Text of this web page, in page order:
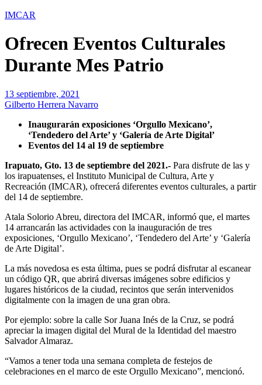
IMCAR
Ofrecen Eventos Culturales
Durante Mes Patrio
13 septiembre, 2021
Gilberto Herrera Navarro
Inaugurarán exposiciones ‘Orgullo Mexicano’,
‘Tendedero del Arte’ y ‘Galería de Arte Digital’
Eventos del 14 al 19 de septiembre
Irapuato, Gto. 13 de septiembre del 2021.- Para disfrute de las y
los irapuatenses, el Instituto Municipal de Cultura, Arte y
Recreación (IMCAR), ofrecerá diferentes eventos culturales, a partir
del 14 de septiembre.
Atala Solorio Abreu, directora del IMCAR, informó que, el martes
14 arrancarán las actividades con la inauguración de tres
exposiciones, ‘Orgullo Mexicano’, ‘Tendedero del Arte’ y ‘Galería
de Arte Digital’.
La más novedosa es esta última, pues se podrá disfrutar al escanear
un código QR, que abrirá diversas imágenes sobre edificios y
lugares históricos de la ciudad, recintos que serán intervenidos
digitalmente con la imagen de una gran obra.
Por ejemplo: sobre la calle Sor Juana Inés de la Cruz, se podrá
apreciar la imagen digital del Mural de la Identidad del maestro
Salvador Almaraz.
“Vamos a tener toda una semana completa de festejos de
celebraciones en el marco de este Orgullo Mexicano”, mencionó.